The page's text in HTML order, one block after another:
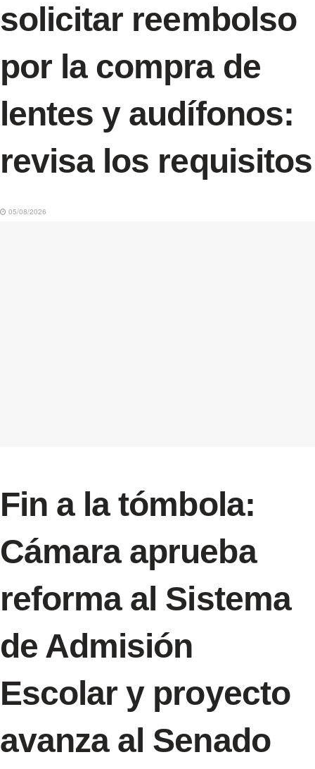
solicitar reembolso
por la compra de
lentes y audífonos:
revisa los requisitos
05/08/2026
Fin a la tómbola:
Cámara aprueba
reforma al Sistema
de Admisión
Escolar y proyecto
avanza al Senado